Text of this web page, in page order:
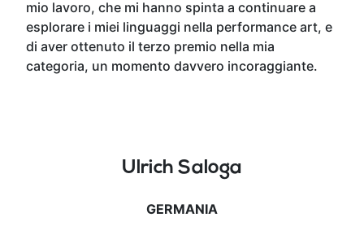
mio lavoro, che mi hanno spinta a continuare a
esplorare i miei linguaggi nella performance art, e
di aver ottenuto il terzo premio nella mia
categoria, un momento davvero incoraggiante.
Ulrich Saloga
GERMANIA